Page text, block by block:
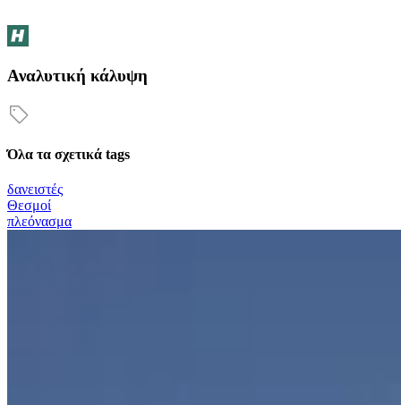
Αναλυτική κάλυψη
Όλα τα σχετικά tags
δανειστές
Θεσμοί
πλεόνασμα